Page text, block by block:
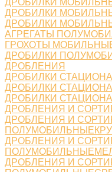
ДРОБИЛКИ
ДРОБИЛКИ
ДРОБИЛКИ
АГРЕГАТЫ
ГРОХОТЫ
ДРОБИЛКИ
ДРОБЛЕНИЯ
ДРОБИЛКИ
ДРОБИЛКИ
ДРОБИЛКИ
ДРОБЛЕНИЯ И
ДРОБЛЕНИЯ И
ДРОБЛЕНИЯ И
ДРОБЛЕНИЯ И